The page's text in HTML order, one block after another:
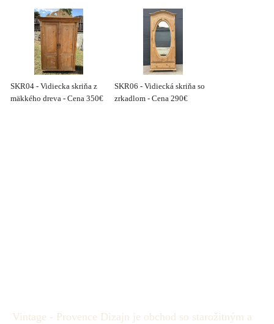
SKR04 - Vidiecka skriňa z
mäkkého dreva - Cena 350€
SKR06 - Vidiecká skriňa so
zrkadlom - Cena 290€
Vintage - Provence Dizajn je obchod so starožitným a